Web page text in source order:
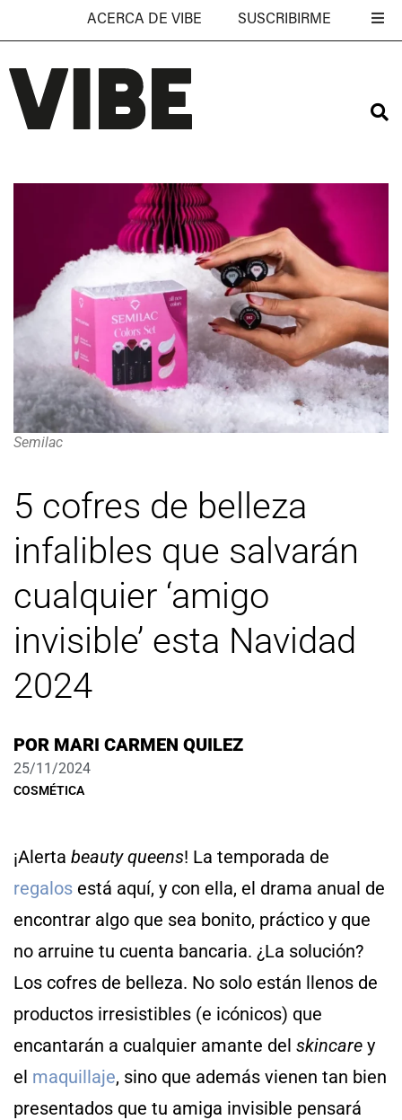
ACERCA DE VIBE SUSCRIBIRME
Semilac
5 cofres de belleza
infalibles que salvarán
cualquier ‘amigo
invisible’ esta Navidad
2024
POR MARI CARMEN QUILEZ
25/11/2024
COSMÉTICA
¡Alerta beauty queens! La temporada de
regalos está aquí, y con ella, el drama anual de
encontrar algo que sea bonito, práctico y que
no arruine tu cuenta bancaria. ¿La solución?
Los cofres de belleza. No solo están llenos de
productos irresistibles (e icónicos) que
encantarán a cualquier amante del skincare y
el maquillaje, sino que además vienen tan bien
presentados que tu amiga invisible pensará